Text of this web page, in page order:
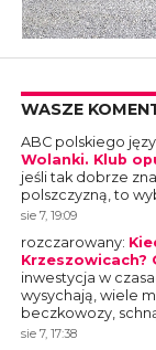
WASZE
ABC polskiego
Wolanki. Klub
jeśli tak dobrze
polszczyzną, to
sie 7, 19:09
rozczarowany:
Krzeszowicach?
inwestycja w
wysychają, wiele
beczkowozy,
sie 7, 17:38